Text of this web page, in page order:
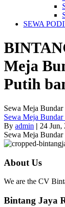
SEWA
Meja
Putih
Sewa Meja
Sewa Meja
By admin | 24 Jun,
Sewa Meja
About Us
We are the CV
Bintang Jaya